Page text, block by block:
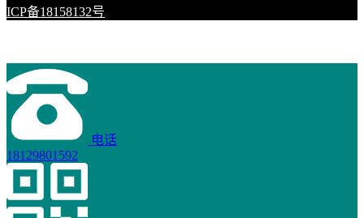
ICP备18158132号
电话
18129801592